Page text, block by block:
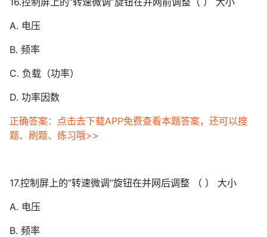
A. 电压
B. 频率
C. 负载（功率）
D. 功率因数
正确答案：点击去下载APP免费查看本题答案，还可以搜
题、刷题、练习哦>>
17.控制屏上的“转速微调”旋钮在并网后调整 （ ） 大小
A. 电压
B. 频率